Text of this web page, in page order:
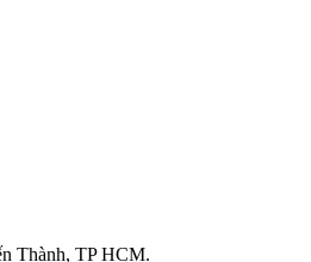
Thành, TP HCM.